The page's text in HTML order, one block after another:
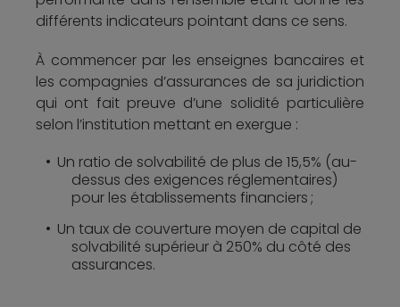
différents indicateurs pointant dans ce sens.
À commencer par les enseignes bancaires et
les compagnies d’assurances de sa juridiction
qui ont fait preuve d’une solidité particulière
selon l’institution mettant en exergue :
Un ratio de solvabilité de plus de 15,5% (au-
dessus des exigences réglementaires)
pour les établissements financiers ;
Un taux de couverture moyen de capital de
solvabilité supérieur à 250% du côté des
assurances.